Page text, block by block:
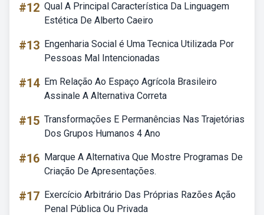
#12 Qual A Principal Característica Da Linguagem
Estética De Alberto Caeiro
#13 Engenharia Social é Uma Tecnica Utilizada Por
Pessoas Mal Intencionadas
#14 Em Relação Ao Espaço Agrícola Brasileiro
Assinale A Alternativa Correta
#15 Transformações E Permanências Nas Trajetórias
Dos Grupos Humanos 4 Ano
#16 Marque A Alternativa Que Mostre Programas De
Criação De Apresentações.
#17 Exercício Arbitrário Das Próprias Razões Ação
Penal Pública Ou Privada